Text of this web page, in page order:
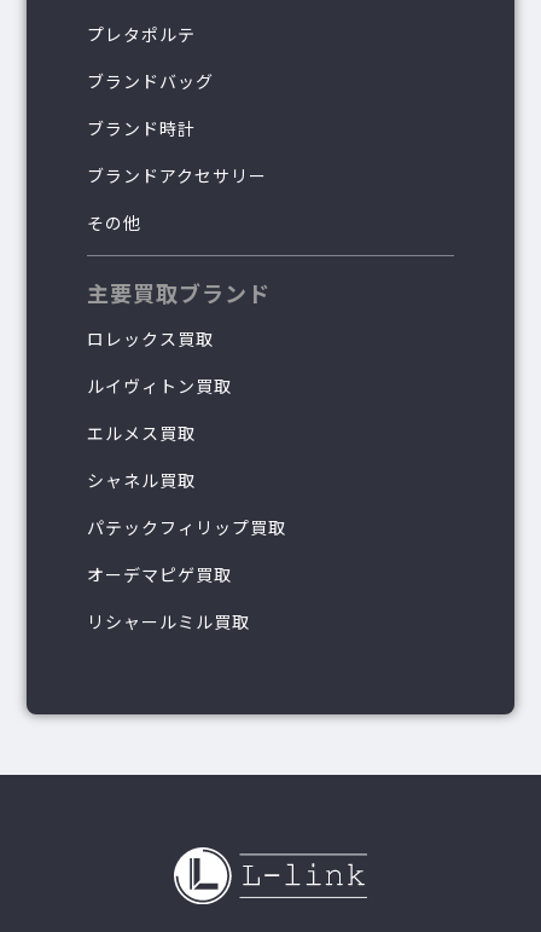
プレタポルテ
ブランドバッグ
ブランド時計
ブランドアクセサリー
その他
主要買取ブランド
ロレックス買取
ルイヴィトン買取
エルメス買取
シャネル買取
パテックフィリップ買取
オーデマピゲ買取
リシャールミル買取